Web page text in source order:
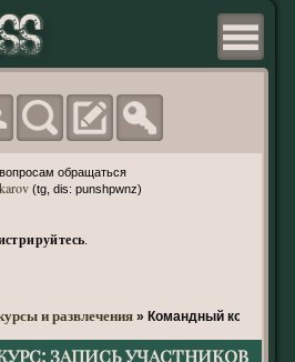
обращаться
(tg, dis: punshpwnz)
и развлечения » Командный конкурс:
запись участников